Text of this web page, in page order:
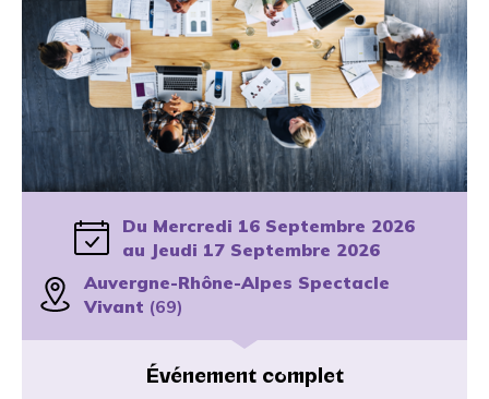
Du Mercredi 16 Septembre 2026
au Jeudi 17 Septembre 2026
Auvergne-Rhône-Alpes Spectacle
Vivant (69)
Événement complet